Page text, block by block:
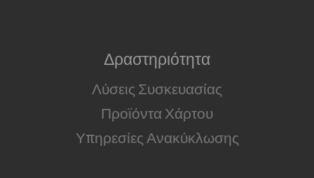
Δραστηριότητα
Λύσεις Συσκευασίας
Προϊόντα Χάρτου
Υπηρεσίες Ανακύκλωσης